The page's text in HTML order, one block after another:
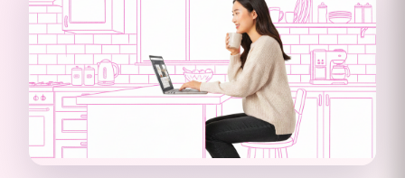
from the city centre and train
station.